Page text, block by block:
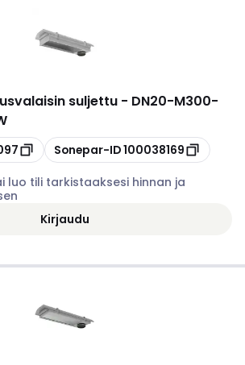
suljettu - DN20-M300-
Kopioi
Sonepar-ID100038169
luo tili tarkistaaksesi hinnan ja
Kirjaudu